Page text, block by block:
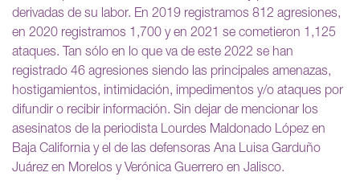
derivadas de su labor. En 2019 registramos 812 agresiones,
en 2020 registramos 1,700 y en 2021 se cometieron 1,125
ataques. Tan sólo en lo que va de este 2022 se han
registrado 46 agresiones siendo las principales amenazas,
hostigamientos, intimidación, impedimentos y/o ataques por
difundir o recibir información. Sin dejar de mencionar los
asesinatos de la periodista Lourdes Maldonado López en
Baja California y el de las defensoras Ana Luisa Garduño
Juárez en Morelos y Verónica Guerrero en Jalisco.